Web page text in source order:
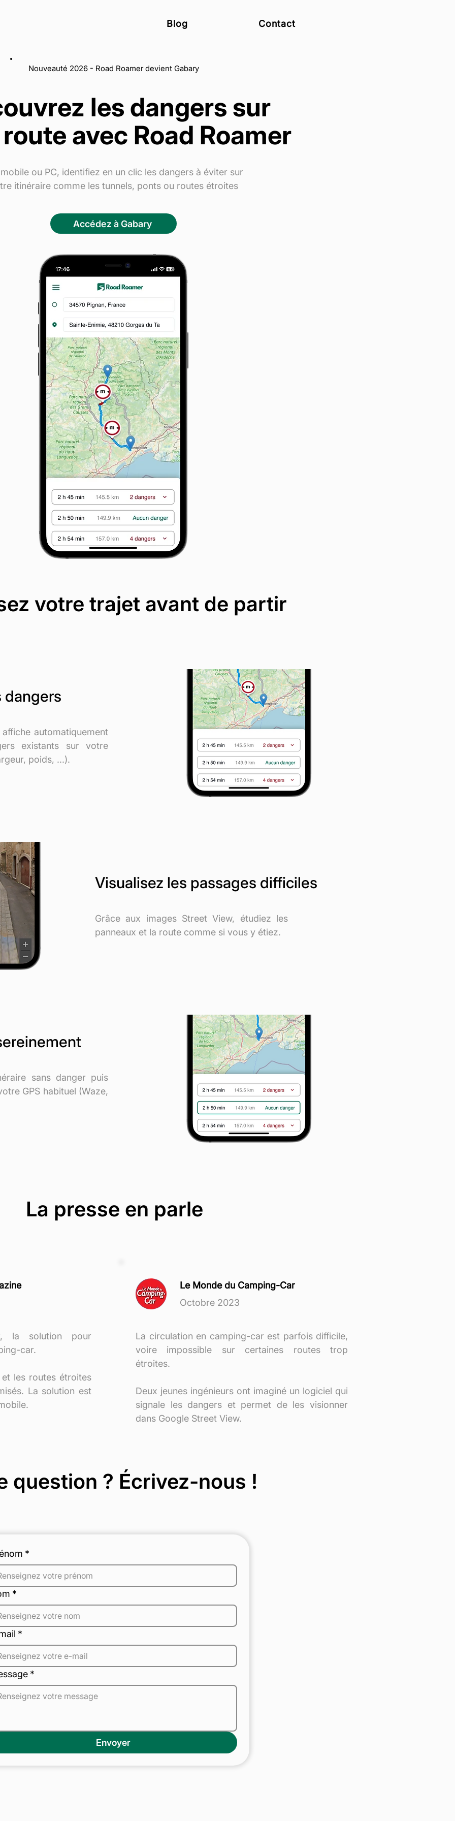
Blog Contact
Nouveauté 2026 - Road Roamer devient Gabary
les dangers sur
avec Road Roamer
ou PC, identifiez en un clic les dangers à éviter sur
itinéraire comme les tunnels, ponts ou routes étroites
Accédez à Gabary
votre trajet avant de partir
dangers
automatiquement
existants sur votre
poids, ...).
Visualisez les passages difficiles
Grâce aux images Street View, étudiez les
panneaux et la route comme si vous y étiez.
sans danger puis
GPS habituel (Waze,
La presse en parle
la solution pour
car.
les routes étroites
La solution est
Le Monde du Camping-Car
Octobre 2023
La circulation en camping-car est parfois difficile,
voire impossible sur certaines routes trop
étroites.
Deux jeunes ingénieurs ont imaginé un logiciel qui
signale les dangers et permet de les visionner
dans Google Street View.
question ? Écrivez-nous !
*
*
*
*
Envoyer